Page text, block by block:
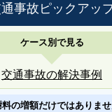
事故ピックアッ
ケース別で見る
交通事故の解決事例
料の増額だけではありま